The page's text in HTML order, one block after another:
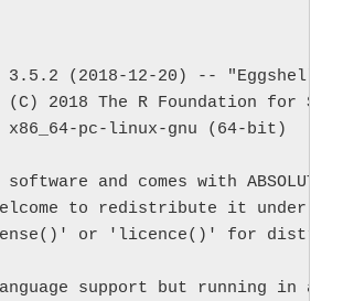
3.5.2 (2018-12-20) -- "Eggshell
(C) 2018 The R Foundation for
x86_64-pc-linux-gnu (64-bit)
and comes with ABSOLUTELY
to redistribute it under
or 'licence()' for
support but running in an